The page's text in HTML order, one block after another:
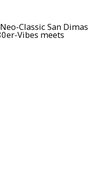
Classic San Dimas
Vibes meets